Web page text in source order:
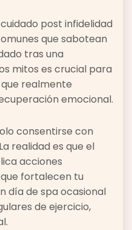
post infidelidad
que sabotean
tras una
mitos es crucial para
realmente
emocional.
consentirse con
realidad es que el
acciones
fortalecen tu
día de spa ocasional
de ejercicio,